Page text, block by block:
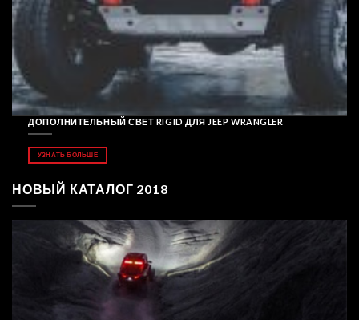
ДОПОЛНИТЕЛЬНЫЙ СВЕТ RIGID ДЛЯ JEEP WRANGLER
УЗНАТЬ БОЛЬШЕ
НОВЫЙ КАТАЛОГ 2018